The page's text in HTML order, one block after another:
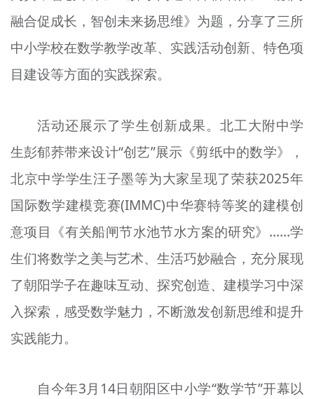
融合促成长，智创未来扬思维》为题，分享了三所
中小学校在数学教学改革、实践活动创新、特色项
目建设等方面的实践探索。
活动还展示了学生创新成果。北工大附中学
生彭郁荞带来设计“创艺”展示《剪纸中的数学》，
北京中学学生汪子墨等为大家呈现了荣获2025年
国际数学建模竞赛(IMMC)中华赛特等奖的建模创
意项目《有关船闸节水池节水方案的研究》……学
生们将数学之美与艺术、生活巧妙融合，充分展现
了朝阳学子在趣味互动、探究创造、建模学习中深
入探索，感受数学魅力，不断激发创新思维和提升
实践能力。
自今年3月14日朝阳区中小学“数学节”开幕以